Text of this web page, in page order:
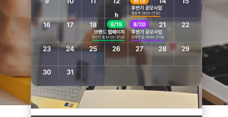
위
드
(
W
I
T
다양한 니즈에 맞는
온/오프라인 클래스
바로가기